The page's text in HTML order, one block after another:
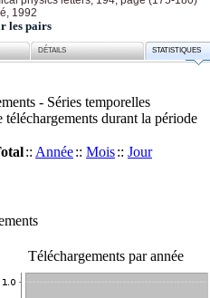
1992
les pairs
DÉTAILS STATISTIQUES